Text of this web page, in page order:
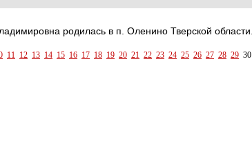
родилась в п. Оленино Тверской области.
11 12 13 14 15 16 17 18 19 20 21 22 23 24 25 26 27 28 29 30